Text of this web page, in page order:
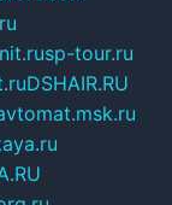
sp-tour.ru
DSHAIR.RU